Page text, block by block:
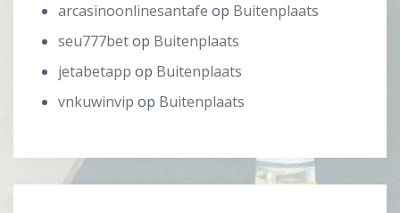
arcasinoonlinesantafe op Buitenplaats
seu777betop Buitenplaats
jetabetapp op Buitenplaats
vnkuwinvip op Buitenplaats